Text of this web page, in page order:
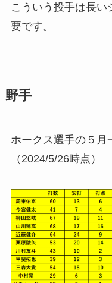
こういう投手は長
要です。
野手
ホークス選手の５月
（2024/5/26時点）